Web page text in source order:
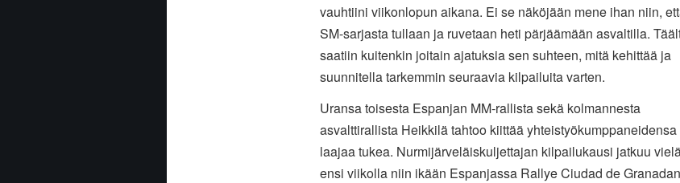
vauhtiini viikonlopun aikana. Ei se näköjään mene ihan niin,
SM-sarjasta tullaan ja ruvetaan heti pärjäämään asvaltilla.
saatiin kuitenkin joitain ajatuksia sen suhteen, mitä kehittää ja
suunnitella tarkemmin seuraavia kilpailuita varten.
Uransa toisesta Espanjan MM-rallista sekä kolmannesta
asvalttirallista Heikkilä tahtoo kiittää yhteistyökumppaneidensa
laajaa tukea. Nurmijärveläiskuljettajan kilpailukausi jatkuu
ensi viikolla niin ikään Espanjassa Rallye Ciudad de Granadan